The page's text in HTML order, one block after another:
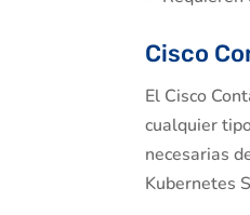
Cisco
El Cisco
cualquier
necesarias
Kubernetes